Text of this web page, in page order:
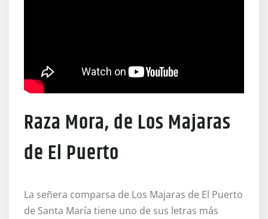
Raza Mora, de Los Majaras
de El Puerto
La señera comparsa de Los Majaras de El Puerto
de Santa María tiene uno de sus letras más